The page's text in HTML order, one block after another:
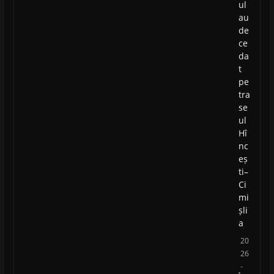
ul
au
de
ce
da
t
pe
tra
se
ul
Hî
nc
eș
ti–
Ci
mi
șli
a
20
26
-